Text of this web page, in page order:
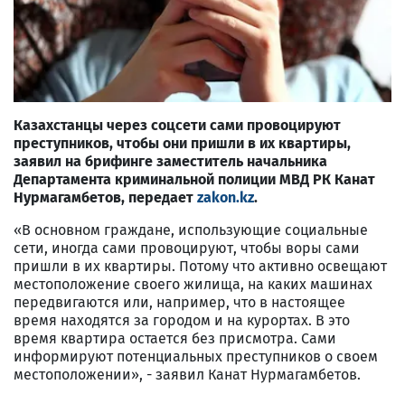
Казахстанцы через соцсети сами провоцируют
преступников, чтобы они пришли в их квартиры,
заявил на брифинге заместитель начальника
Департамента криминальной полиции МВД РК Канат
Нурмагамбетов, передает zakon.kz.
«В основном граждане, использующие социальные
сети, иногда сами провоцируют, чтобы воры сами
пришли в их квартиры. Потому что активно освещают
местоположение своего жилища, на каких машинах
передвигаются или, например, что в настоящее
время находятся за городом и на курортах. В это
время квартира остается без присмотра. Сами
информируют потенциальных преступников о своем
местоположении», - заявил Канат Нурмагамбетов.